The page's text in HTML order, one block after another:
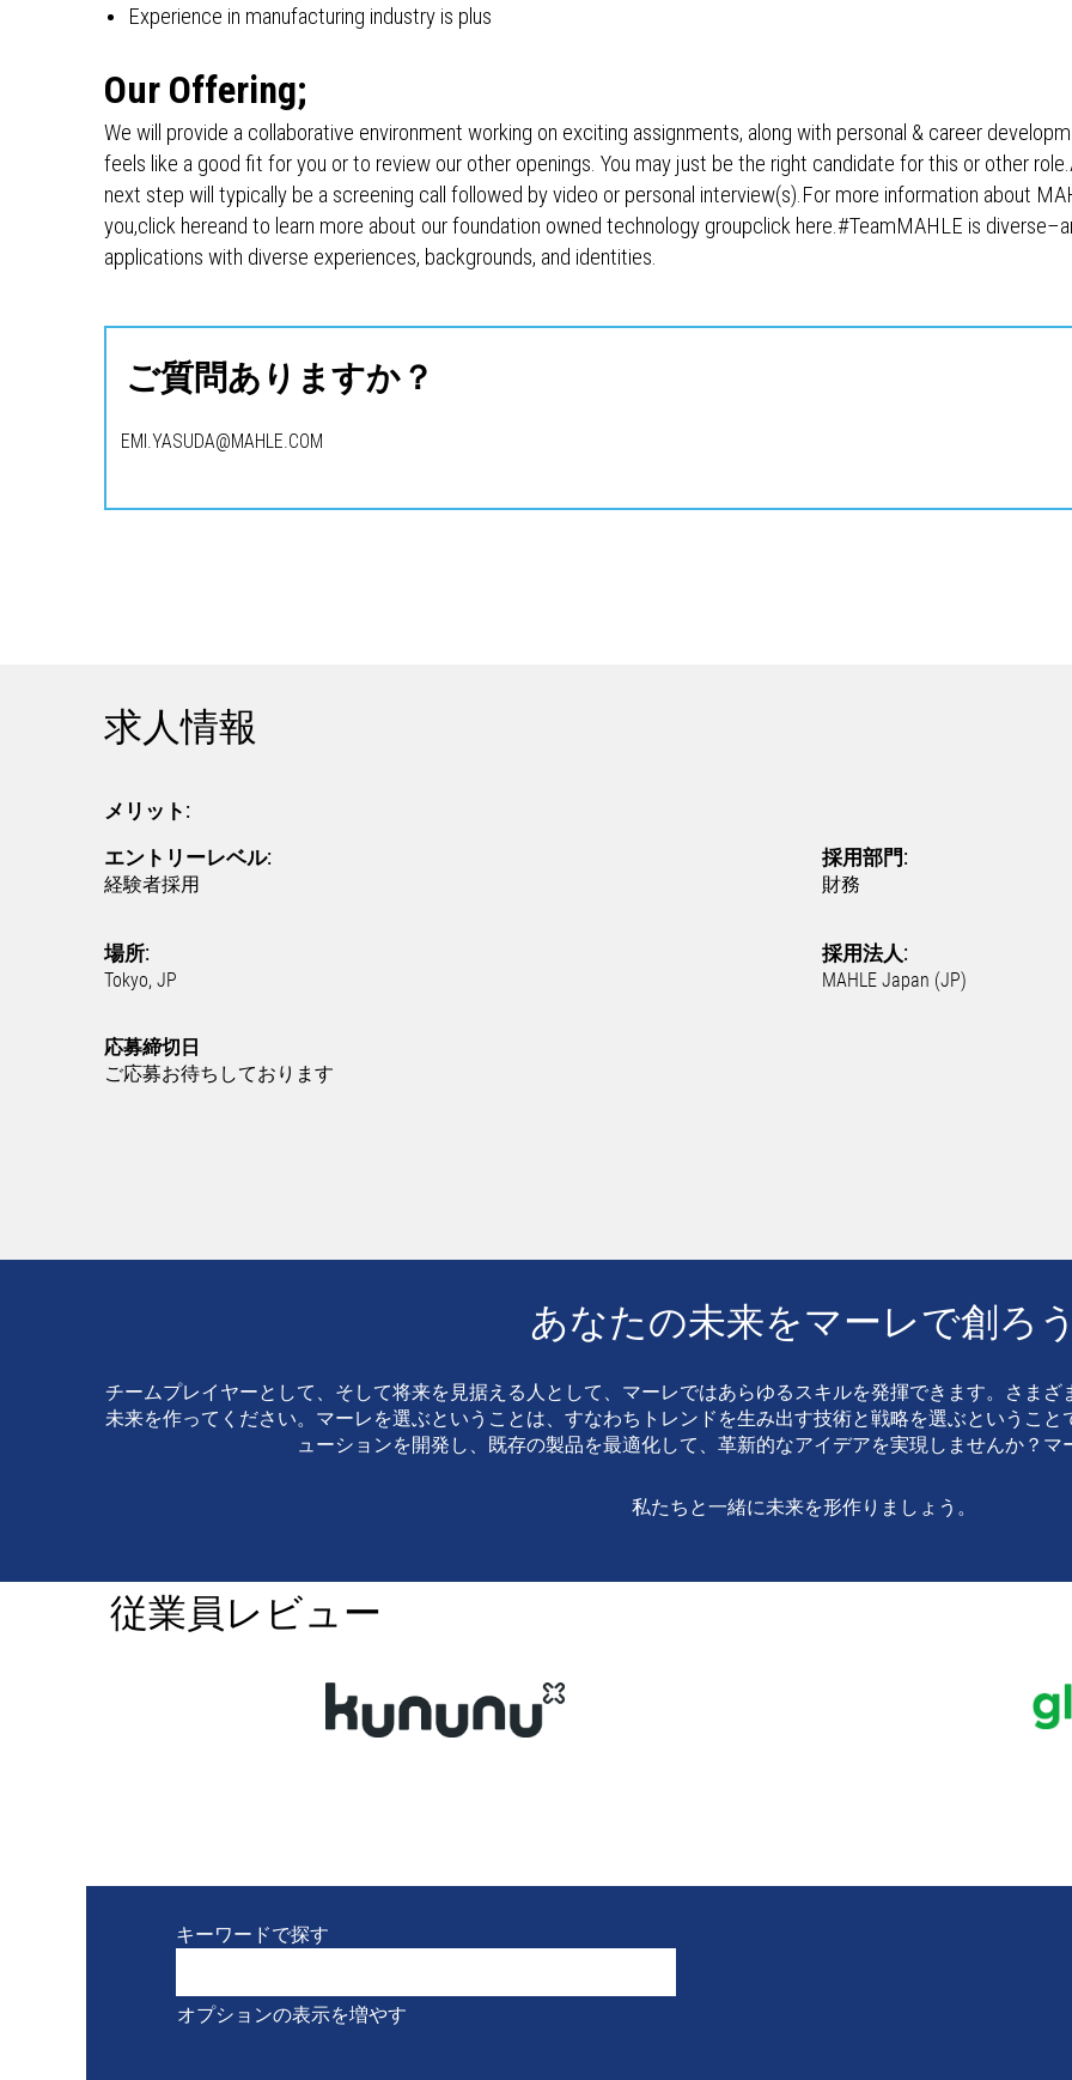
キーワードで探す
オプションの表示を増やす
Experience in manufacturing industry is plus
Our Offering;
We will provide a collaborative environment working on exciting assignments, along with personal & career
feels like a good fit for you or to review our other openings. You may just be the right candidate for this or other
next step will typically be a screening call followed by video or personal interview(s).For more information about
you,click hereand to learn more about our foundation owned technology groupclick here.#TeamMAHLE is
applications with diverse experiences, backgrounds, and identities.
ご質問ありますか？
EMI.YASUDA@MAHLE.COM
求人情報
メリット:
エントリーレベル:
経験者採用
採用部門:
財務
場所:
Tokyo, JP
採用法人:
MAHLE Japan (JP)
応募締切日
ご応募お待ちしております
あなたの未来をマーレで創ろ
チームプレイヤーとして、そして将来を見据える人として、マーレではあらゆるスキルを発揮できます。さま
未来を作ってください。マーレを選ぶということは、すなわちトレンドを生み出す技術と戦略を選ぶというこ
ューションを開発し、既存の製品を最適化して、革新的なアイデアを実現しませんか？
私たちと一緒に未来を形作りましょう。
従業員レビュー